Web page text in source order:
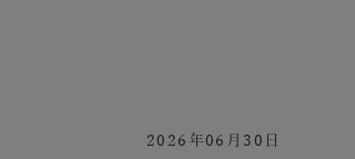
2026年06月30日